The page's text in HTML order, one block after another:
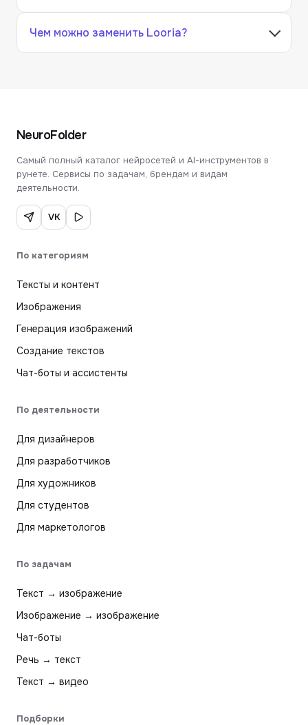
Чем можно заменить Looria?
NeuroFolder
Самый полный каталог нейросетей и AI-инструментов в
рунете. Сервисы по задачам, брендам и видам
деятельности.
VK
По категориям
Тексты и контент
Изображения
Генерация изображений
Создание текстов
Чат-боты и ассистенты
По деятельности
Для дизайнеров
Для разработчиков
Для художников
Для студентов
Для маркетологов
По задачам
Текст → изображение
Изображение → изображение
Чат-боты
Речь → текст
Текст → видео
Подборки